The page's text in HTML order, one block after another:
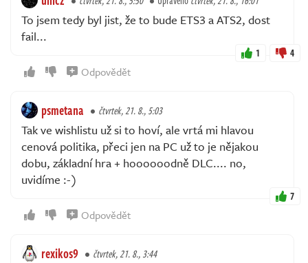
To jsem tedy byl jist, že to bude ETS3 a ATS2, dost
fail...
1 4
Odpovědět
psmetana čtvrtek, 21. 8., 5:03
Tak ve wishlistu už si to hoví, ale vrtá mi hlavou
cenová politika, přeci jen na PC už to je nějakou
dobu, základní hra + hoooooodně DLC.... no,
uvidíme :-)
7
Odpovědět
rexikos9 čtvrtek, 21. 8., 3:44